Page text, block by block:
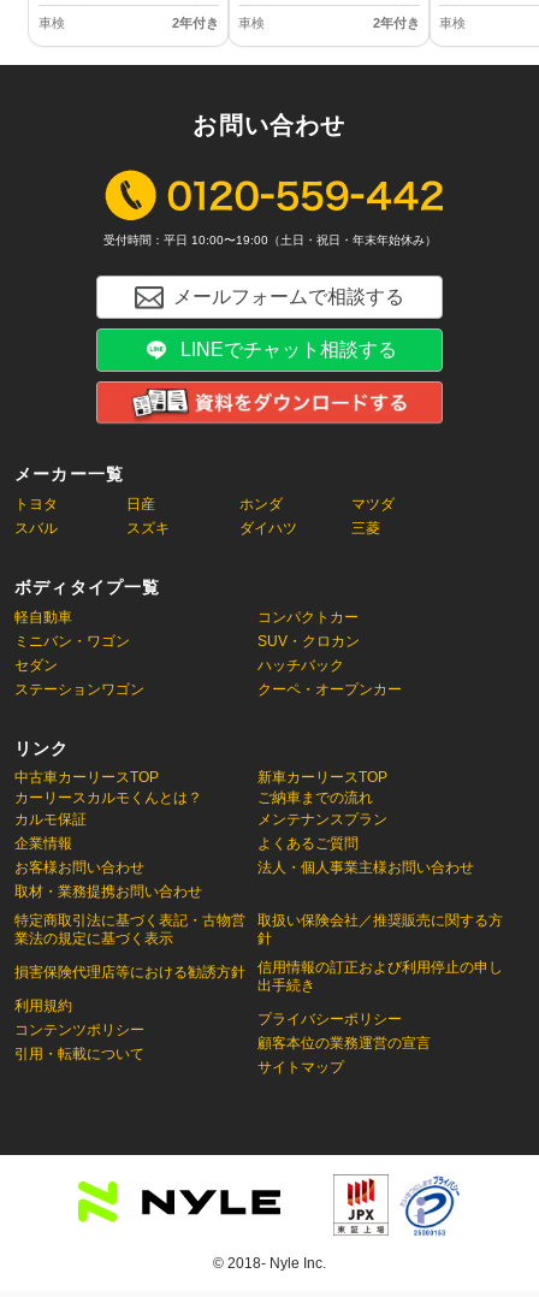
車検 2年付き 車検 2年付き 車検
メーカー一覧
トヨタ 日産 ホンダ
マツダ
スバル
スズキ ダイハツ 三菱
ボディタイプ一覧
軽自動車
コンパクトカー
ミニバン・ワゴン
SUV・クロカン
セダン
ハッチバック
ステーションワゴン
クーペ・オープンカー
リンク
中古車カーリースTOP
カーリースカルモくんとは？
新車カーリースTOP
ご納車までの流れ
カルモ保証
企業情報
お客様お問い合わせ
取材・業務提携お問い合わせ
特定商取引法に基づく表記・古物営
業法の規定に基づく表示
損害保険代理店等における勧誘方針
利用規約
コンテンツポリシー
引用・転載について
メンテナンスプラン
よくあるご質問
法人・個人事業主様お問い合わせ
取扱い保険会社／推奨販売に関する方
針
信用情報の訂正および利用停止の申し
出手続き
プライバシーポリシー
顧客本位の業務運営の宣言
サイトマップ
お問い合わせ
受付時間：平日 10:00〜19:00（土日・祝日・年末年始休み）
メールフォームで相談する
LINEでチャット相談する
© 2018- Nyle Inc.